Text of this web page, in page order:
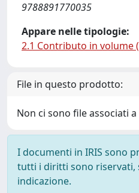
9788891770035
Appare nelle tipologie:
2.1 Contributo in volume
File in questo prodotto:
Non ci sono file associati
I documenti in IRIS sono
tutti i diritti sono riservati,
indicazione.